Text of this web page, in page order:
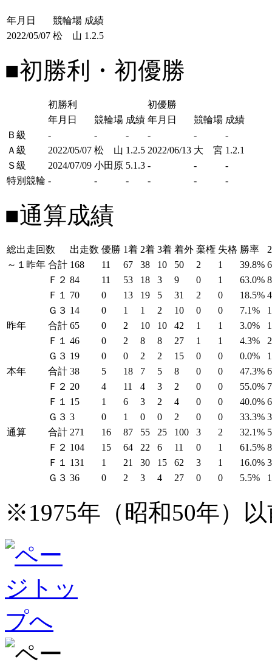
年月日 競輪場 成績
2022/05/07 松 山 1.2.5
■初勝利・初優勝
初勝利
初優勝
年月日
競輪場 成績 年月日 競輪場 成績
Ｂ級
- - - - -
-
Ａ級
2022/05/07 松 山 1.2.5 2022/06/13 大 宮 1.2.1
Ｓ級
2024/07/09 小田原 5.1.3 - -
-
特別競輪 - - - - - -
■通算成績
総出走回数 出走数 優勝 1着 2着 3着 着外 棄権 失格 勝率
～１昨年 合計 168 11 67 38 10 50 2 1 39.8%
Ｆ２ 84 11 53 18 3 9 0 1 63.0%
Ｆ１
70 0 13 19 5 31 2 0 18.5%
Ｇ３ 14 0 1 1 2 10 0 0 7.1%
昨年
合計 65 0 2 10 10 42 1 1 3.0%
Ｆ１
46 0 2 8 8 27 1 1 4.3%
Ｇ３ 19 0 0 2 2 15 0 0 0.0%
本年
合計 38 5 18 7 5 8 0 0 47.3%
Ｆ２ 20 4 11 4 3 2 0 0 55.0%
Ｆ１
15 1 6 3 2 4 0 0 40.0%
Ｇ３ 3 0 1 0 0 2 0 0 33.3%
通算
合計 271 16 87 55 25 100 3 2 32.1%
Ｆ２ 104 15 64 22 6 11 0 1 61.5%
Ｆ１
131 1 21 30 15 62 3 1 16.0%
Ｇ３ 36 0 2 3 4 27 0 0 5.5%
※1975年（昭和50年）